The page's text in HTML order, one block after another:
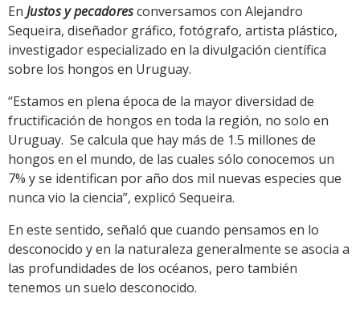
Link
En Justos y pecadoresconversamos con Alejandro
Sequeira, diseñador gráfico, fotógrafo, artista plástico,
investigador especializado en la divulgación científica
sobre los hongos en Uruguay.
“Estamos en plena época de la mayor diversidad de
fructificación de hongos en toda la región, no solo en
Uruguay. Se calcula que hay más de 1.5 millones de
hongos en el mundo, de las cuales sólo conocemos un
7% y se identifican por año dos mil nuevas especies que
nunca vio la ciencia”, explicó Sequeira.
En este sentido, señaló que cuando pensamos en lo
desconocido y en la naturaleza generalmente se asocia a
las profundidades de los océanos, pero también
tenemos un suelo desconocido.